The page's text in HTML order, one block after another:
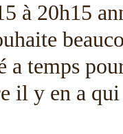
à 20h15
a temps
il y en a